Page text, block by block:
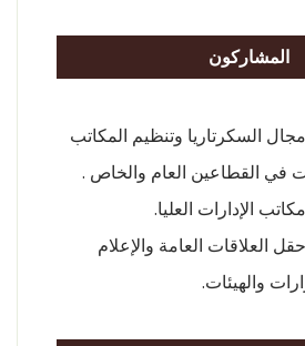
المشاركون
السكرتاريا وتنظيم المكاتب
في القطاعين العام والخاص .
الإدارات العليا.
العلاقات العامة والإعلام
والهيئات.